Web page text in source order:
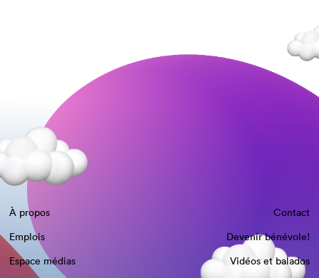
À propos
Contact
Emplois
Devenir bénévole!
Espace médias
Vidéos et balados